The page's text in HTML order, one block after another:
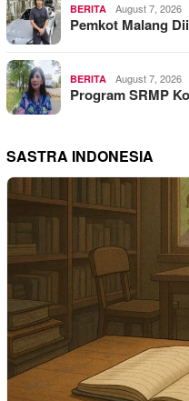
BERITA August 7, 2026
Pemkot Malang
BERITA August 7, 2026
Program SRMP
SASTRA INDONESIA